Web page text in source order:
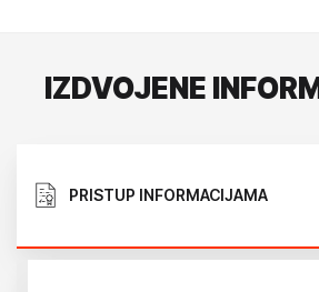
IZDVOJENE
PRISTUP INFORMACIJAMA